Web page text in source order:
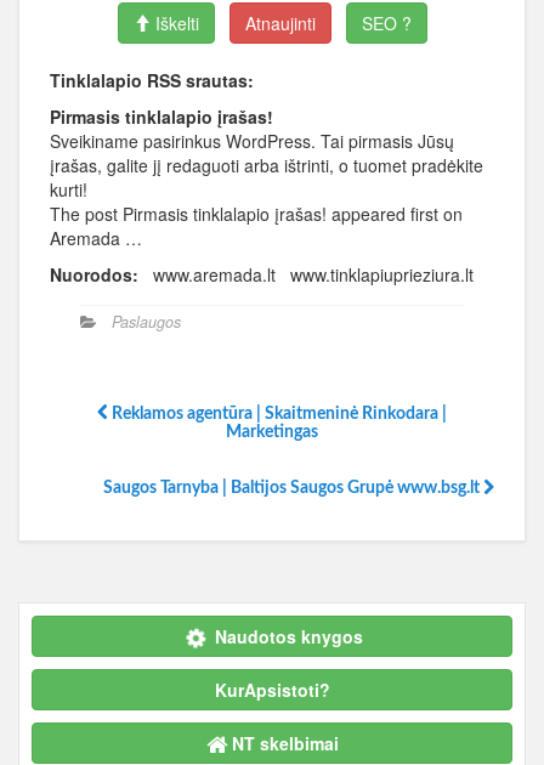
Iškelti Atnaujinti SEO ?
Tinklalapio RSS srautas:
Pirmasis tinklalapio įrašas!
Sveikiname pasirinkus WordPress. Tai pirmasis Jūsų
įrašas, galite jį redaguoti arba ištrinti, o tuomet pradėkite
kurti!
The post Pirmasis tinklalapio įrašas! appeared first on
Aremada …
Nuorodos: www.aremada.lt www.tinklapiuprieziura.lt
Paslaugos
Reklamos agentūra | Skaitmeninė Rinkodara |
Marketingas
Saugos Tarnyba | Baltijos Saugos Grupė www.bsg.lt
Naudotos knygos
KurApsistoti?
NT skelbimai